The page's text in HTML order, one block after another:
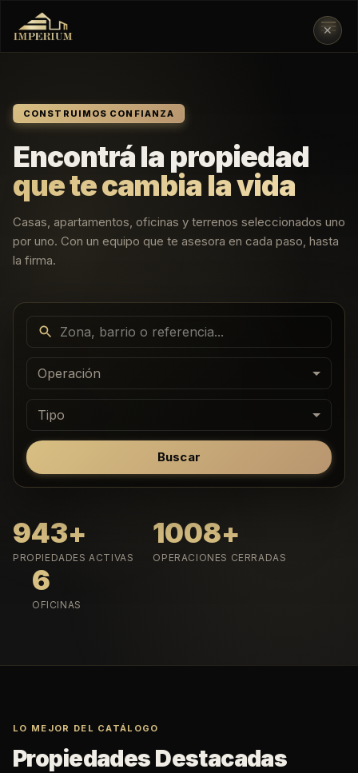
CONSTRUIMOS CONFIANZA
Encontrá la propiedad
que te cambia la vida
Casas, apartamentos, oficinas y terrenos seleccionados uno
por uno. Con un equipo que te asesora en cada paso, hasta
la firma.
Operación
Tipo
Buscar
943+
PROPIEDADES ACTIVAS
1008+
OPERACIONES CERRADAS
6
OFICINAS
LO MEJOR DEL CATÁLOGO
Propiedades Destacadas
✕